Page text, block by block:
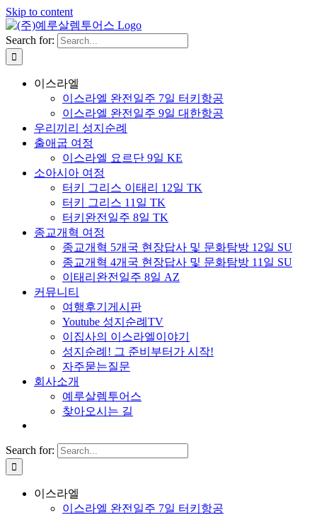
Skip to content
Search for:
이스라엘
이스라엘 완전일주 7일 터키항공
이스라엘 완전일주 9일 대한항공
우리끼리 성지순례
출애굽 여정
이스라엘 요르단 9일 KE
소아시아 여정
터키 그리스 이태리 12일 TK
터키 그리스 11일 TK
터키완전일주 8일 TK
종교개혁 여정
종교개혁 5개국 현장답사 및 문화탐방 12일 SU
종교개혁 4개국 현장답사 및 문화탐방 11일 SU
이태리완전일주 8일 AZ
커뮤니티
여행후기게시판
Youtube 성지순례TV
이집사의 이스라엘이야기
성지순례! 그 준비부터가 시작!
자주묻는질문
회사소개
예루살렘투어스
찾아오시는 길
Search for:
이스라엘
이스라엘 완전일주 7일 터키항공